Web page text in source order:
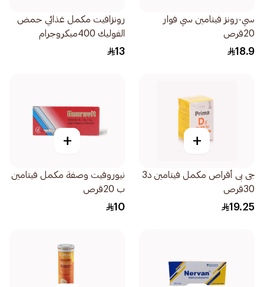
سي-رونز فيتامين سي فوار
20قرص
18.9
رونزافيت مكمل غذائي حمض
الفوليك 400ميكروجرام
60كبسولة
13
+
جى بى أقراص مكمل فيتامين د3
30قرص
19.25
+
نيوروفيت وصفة مكمل فيتامين
ب 20قرص
10